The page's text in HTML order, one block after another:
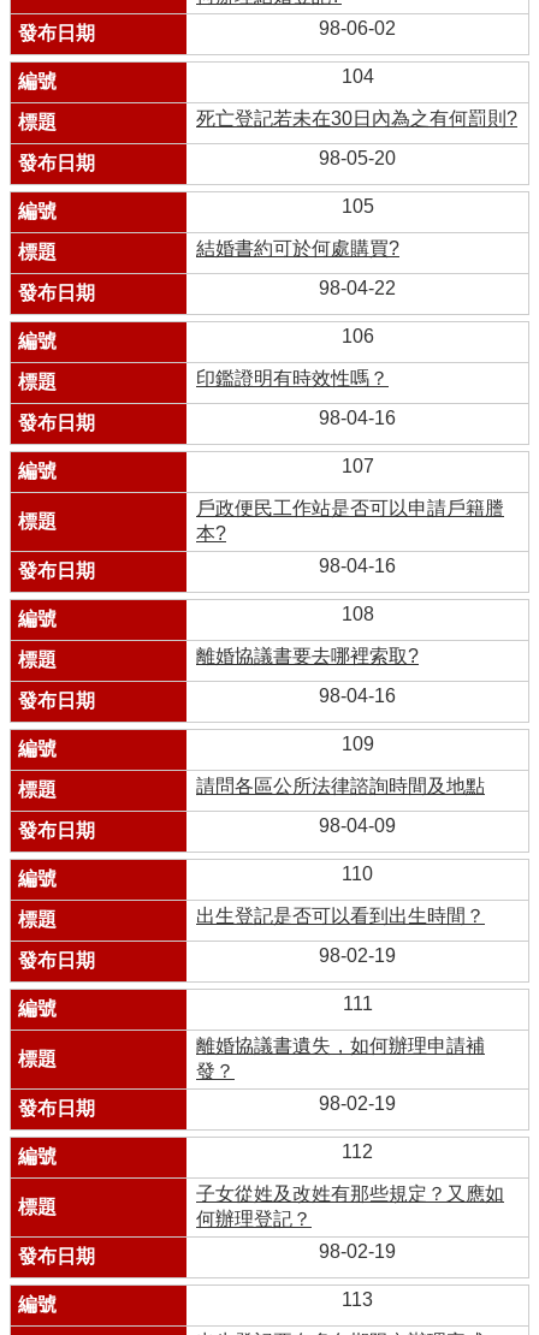
98-06-02
104
死亡登記若未在30日內為之有何罰則?
98-05-20
105
結婚書約可於何處購買?
98-04-22
106
印鑑證明有時效性嗎？
98-04-16
107
戶政便民工作站是否可以申請戶籍謄
本?
98-04-16
108
離婚協議書要去哪裡索取?
98-04-16
109
請問各區公所法律諮詢時間及地點
98-04-09
110
出生登記是否可以看到出生時間？
98-02-19
111
離婚協議書遺失，如何辦理申請補
發？
98-02-19
112
子女從姓及改姓有那些規定？又應如
何辦理登記？
98-02-19
113